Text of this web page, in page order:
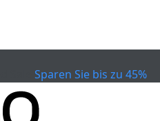
Sparen Sie bis zu 45%